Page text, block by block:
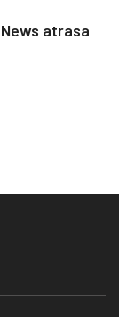
atrasa